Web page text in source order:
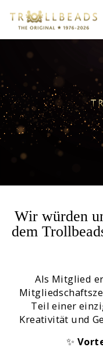
zum
Inhalt
Wir würden
dem
Als Mitglied
Teil einer
Kreativität und
✨